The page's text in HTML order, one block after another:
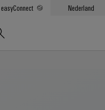
easyConnect